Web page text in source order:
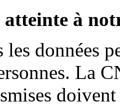
à
les données
La